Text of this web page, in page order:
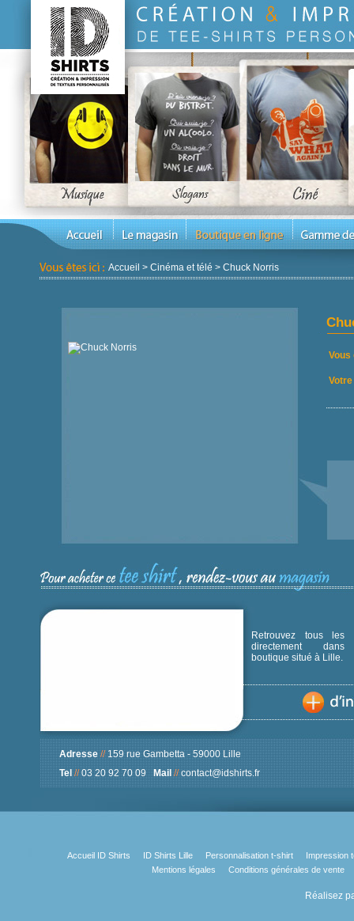
Accueil > Cinéma et télé > Chuck Norris
Retrouvez tous les
directement
boutique situé à Lille.
Adresse//159 rue Gambetta - 59000 Lille
Tel//03 20 92 70 09Mail// contact@idshirts.fr
Accueil ID Shirts ID Shirts Lille Personnalisation t-shirt
Impression
Mentions légales
Conditions générales de vente
Réalisez